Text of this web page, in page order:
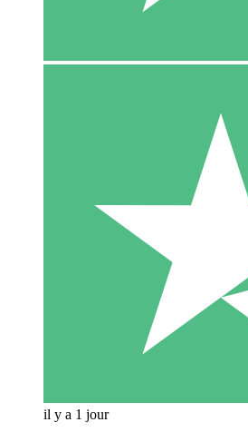
il y a 1 jour